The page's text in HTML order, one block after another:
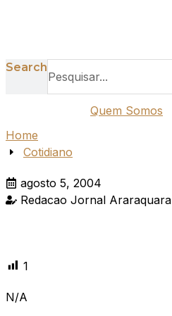
Search
Quem Somos
Home
Cotidiano
agosto 5, 2004
Redacao Jornal Araraquara
1
N/A